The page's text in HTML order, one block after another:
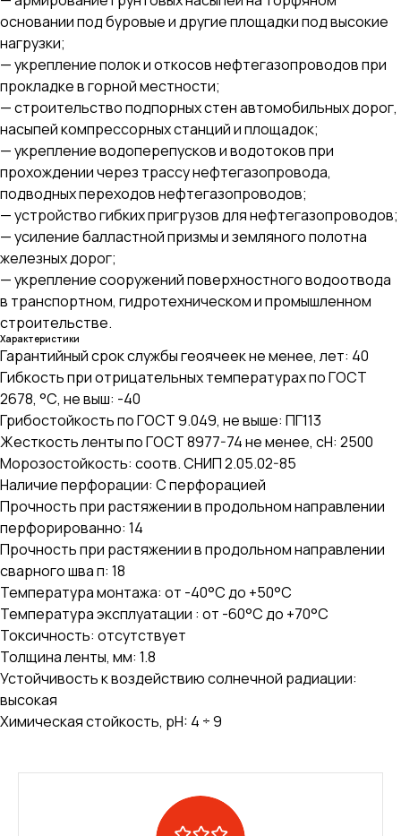
основании под буровые и другие площадки под высокие
нагрузки;
— укрепление полок и откосов нефтегазопроводов при
прокладке в горной местности;
— строительство подпорных стен автомобильных дорог,
насыпей компрессорных станций и площадок;
— укрепление водоперепусков и водотоков при
прохождении через трассу нефтегазопровода,
подводных переходов нефтегазопроводов;
— устройство гибких пригрузов для нефтегазопроводов;
— усиление балластной призмы и земляного полотна
железных дорог;
— укрепление сооружений поверхностного водоотвода
в транспортном, гидротехническом и промышленном
строительстве.
Характеристики
Гарантийный срок службы геоячеек не менее, лет: 40
Гибкость при отрицательных температурах по ГОСТ
2678, °С, не выш: -40
Грибостойкость по ГОСТ 9.049, не выше: ПГ113
Жесткость ленты по ГОСТ 8977-74 не менее, сН: 2500
Морозостойкость: соотв. СНИП 2.05.02-85
Наличие перфорации: С перфорацией
Прочность при растяжении в продольном направлении
перфорированно: 14
Прочность при растяжении в продольном направлении
сварного шва п: 18
Температура монтажа: от -40°С до +50°С
Температура эксплуатации : от -60°С до +70°С
Токсичность: отсутствует
Толщина ленты, мм: 1.8
Устойчивость к воздействию солнечной радиации:
высокая
Химическая стойкость, pH: 4 ÷ 9